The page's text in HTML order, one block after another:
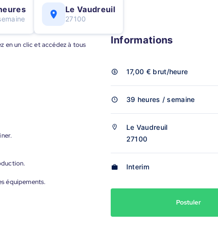
Le Vaudreuil
27100
en un clic et accédez à tous
équipements.
Informations
17,00 € brut/heure
39 heures / semaine
Le Vaudreuil
27100
Interim
Postuler